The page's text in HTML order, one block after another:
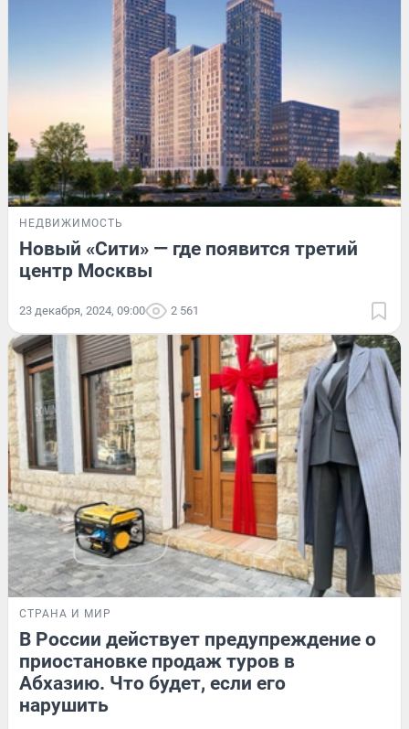
НЕДВИЖИМОСТЬ
Новый «Сити» — где появится третий
центр Москвы
23 декабря, 2024, 09:00 2 561
СТРАНА И МИР
В России действует предупреждение о
приостановке продаж туров в
Абхазию. Что будет, если его
нарушить